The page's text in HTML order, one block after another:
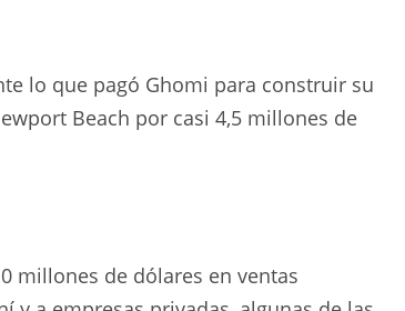
lo que pagó Ghomi para construir su
Beach por casi 4,5 millones de
millones de dólares en ventas